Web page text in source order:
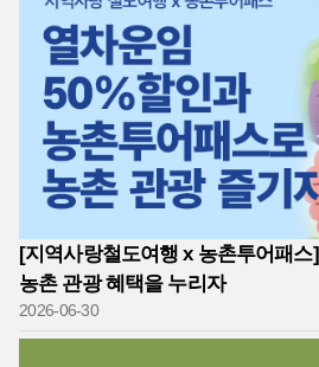
[지역사랑철도여행 x 농촌투어패
농촌 관광 혜택을 누리자
2026-06-30